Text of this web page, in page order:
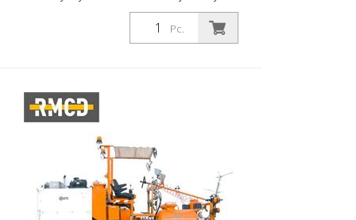
práce, pri ktorých je potrebné zabezpečiť
veľkú kapacitu farby, vysoký výkon pri
značení a stabilitu pomocou
značkovací stroj s hydraulickým pohonom
je možné individuálne konfigurovať. Vďaka
kompaktnej konštrukcii je tento obratný
stroj na značenie ciest ideálnym riešením
pre akékoľvek (aj rozsiahle) značenie v
mestskom prostredí. Benzínový motor: -
externý generátor na nabíjanie batérie -
odstredivý disk Svetlá, smerovky a
Pc.